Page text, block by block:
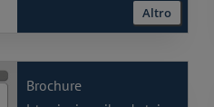
Altro
Brochure